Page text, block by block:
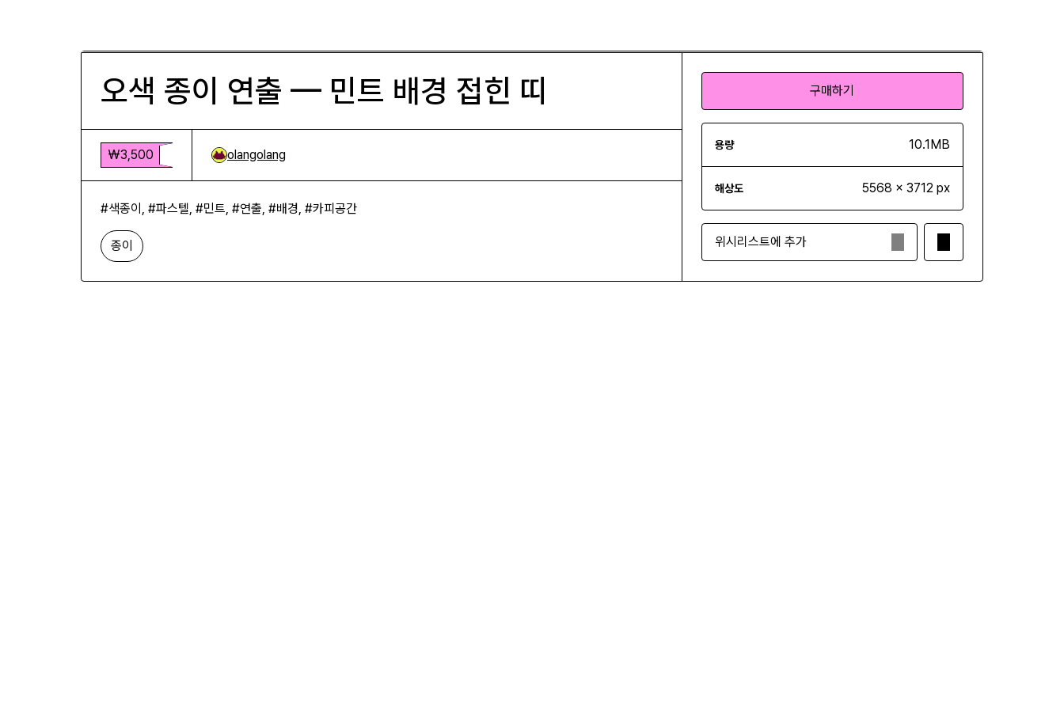
오색 종이 연출 — 민트 배경 접힌 띠
₩3,500 olangolang
#색종이, #파스텔, #민트, #연출, #배경, #카피공간
종이
구매하기
용량 10.1MB
해상도 5568 x 3712 px
위시리스트에 추가